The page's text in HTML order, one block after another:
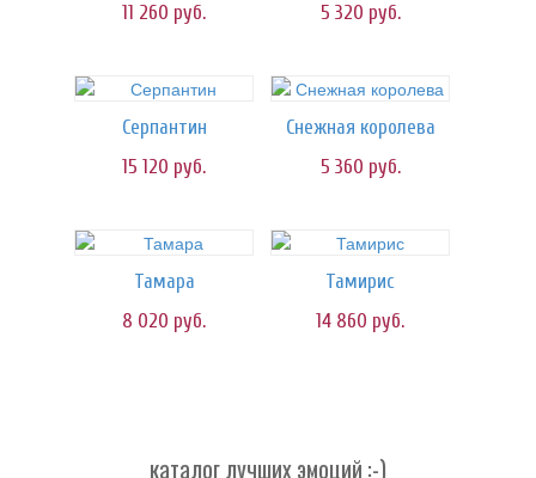
11 260 руб.
5 320 руб.
Серпантин
15 120 руб.
Снежная королева
5 360 руб.
Тамара
8 020 руб.
Тамирис
14 860 руб.
каталог лучших эмоций :-)